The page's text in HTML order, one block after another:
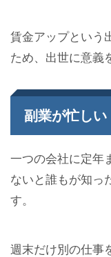
賃金アップという
ため、出世に意義
副業が忙しい
一つの会社に定年
ないと誰もが知っ
す。
週末だけ別の仕事